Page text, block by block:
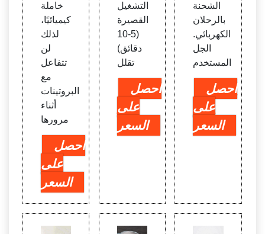
خاملة
كيميائيًا،
لذلك
لن
تتفاعل
مع
البروتينات
أثناء
مرورها
احصل
على
السعر
التشغيل
القصيرة
(5-10
دقائق)
تقلل
احصل
على
السعر
الشحنة
بالرحلان
الكهربائي.
الجل
المستخدم
احصل
على
السعر